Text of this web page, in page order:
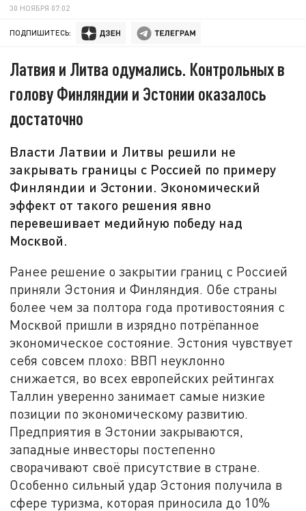
30 НОЯБРЯ 07:02
ПОДПИШИТЕСЬ:
Латвия и Литва одумались. Контрольных в
голову Финляндии и Эстонии оказалось
достаточно
Власти Латвии и Литвы решили не
закрывать границы с Россией по примеру
Финляндии и Эстонии. Экономический
эффект от такого решения явно
перевешивает медийную победу над
Москвой.
Ранее решение о закрытии границ с Россией
приняли Эстония и Финляндия. Обе страны
более чем за полтора года противостояния с
Москвой пришли в изрядно потрёпанное
экономическое состояние. Эстония чувствует
себя совсем плохо: ВВП неуклонно
снижается, во всех европейских рейтингах
Таллин уверенно занимает самые низкие
позиции по экономическому развитию.
Предприятия в Эстонии закрываются,
западные инвесторы постепенно
сворачивают своё присутствие в стране.
Особенно сильный удар Эстония получила в
сфере туризма, которая приносила до 10%